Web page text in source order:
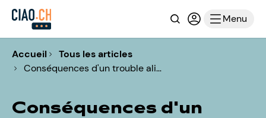
RechercheConnexion
Menu
Accueil
Tous les articles
Conséquences d'un trouble ali…
Conséquences d'un